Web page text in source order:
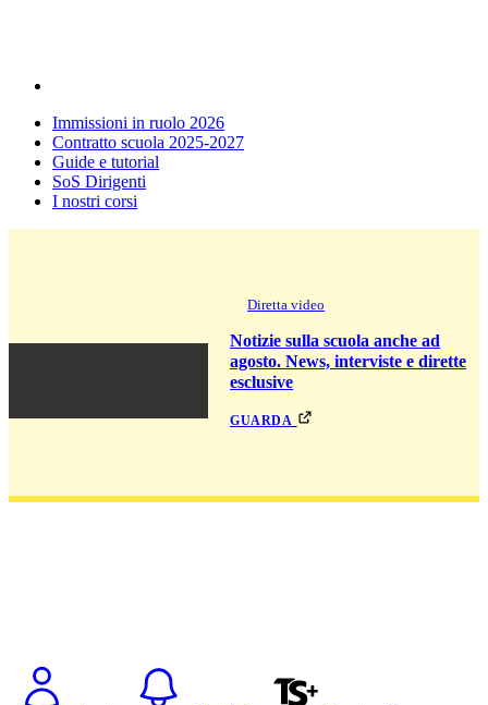
Immissioni in ruolo 2026
Contratto scuola 2025-2027
Guide e tutorial
SoS Dirigenti
I nostri corsi
Diretta video
Notizie sulla scuola anche ad
agosto. News, interviste e dirette
esclusive
guarda